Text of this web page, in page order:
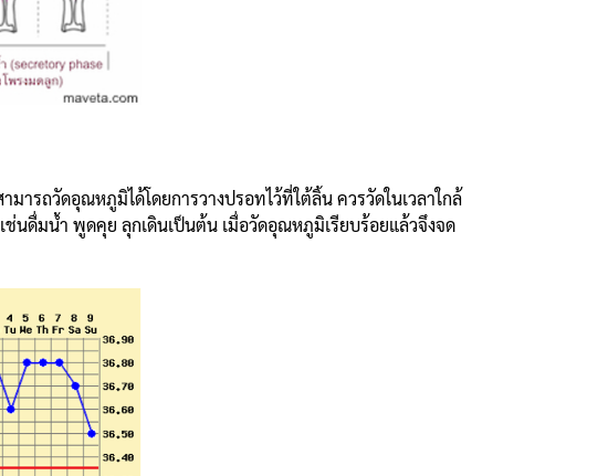
รถวัดอุณหภูมิได้โดยการวางปรอทไว้ที่ใต้ลิ้น ควรวัดในเวลาใกล้
ดื่มน้ำ พูดคุย ลุกเดินเป็นต้น เมื่อวัดอุณหภูมิเรียบร้อยแล้วจึงจด